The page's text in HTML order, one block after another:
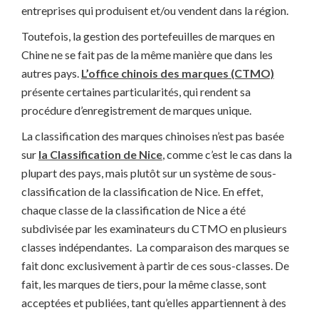
entreprises qui produisent et/ou vendent dans la région.
Toutefois, la gestion des portefeuilles de marques en
Chine ne se fait pas de la même manière que dans les
autres pays. L’office chinois des marques (CTMO)
présente certaines particularités, qui rendent sa
procédure d’enregistrement de marques unique.
La classification des marques chinoises n’est pas basée
sur la Classification de Nice, comme c’est le cas dans la
plupart des pays, mais plutôt sur un système de sous-
classification de la classification de Nice. En effet,
chaque classe de la classification de Nice a été
subdivisée par les examinateurs du CTMO en plusieurs
classes indépendantes. La comparaison des marques se
fait donc exclusivement à partir de ces sous-classes. De
fait, les marques de tiers, pour la même classe, sont
acceptées et publiées, tant qu’elles appartiennent à des